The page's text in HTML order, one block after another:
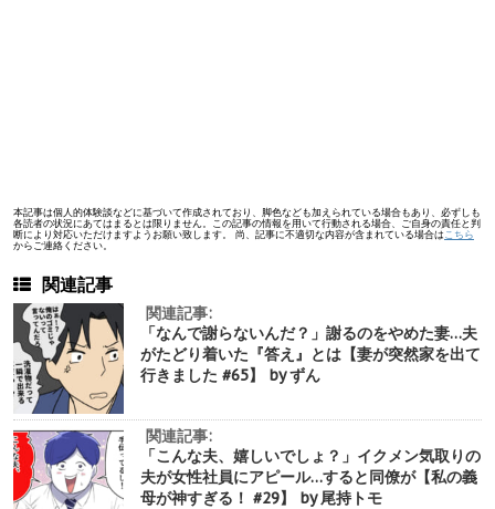
本記事は個人的体験談などに基づいて作成されており、脚色なども加えられている場合もあり、必ずしも
各読者の状況にあてはまるとは限りません。この記事の情報を用いて行動される場合、ご自身の責任と判
断により対応いただけますようお願い致します。 尚、記事に不適切な内容が含まれている場合は こちら
からご連絡ください。
関連記事
関連記事:
「なんで謝らないんだ？」謝るのをやめた妻…夫
がたどり着いた『答え』とは【妻が突然家を出て
行きました #65】 by ずん
関連記事:
「こんな夫、嬉しいでしょ？」イクメン気取りの
夫が女性社員にアピール…すると同僚が【私の義
母が神すぎる！ #29】 by 尾持トモ